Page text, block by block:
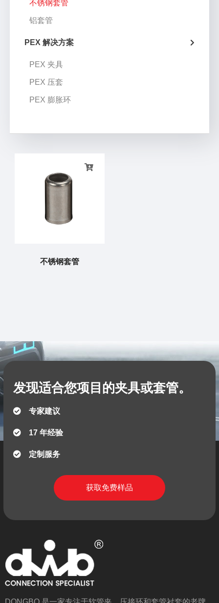
不锈钢套管
铝套管
PEX 解决方案
PEX 夹具
PEX 压套
PEX 膨胀环
不锈钢套管
发现适合您项目的夹具或套管。
专家建议
17 年经验
定制服务
获取免费样品